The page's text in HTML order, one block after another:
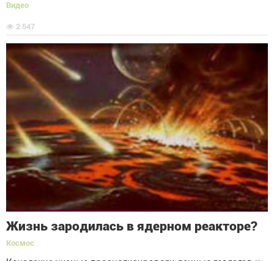
Видео
2 547
Жизнь зародилась в ядерном реакторе?
Космос